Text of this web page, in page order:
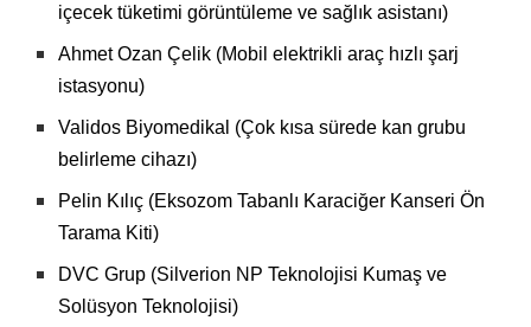
içecek tüketimi görüntüleme ve sağlık asistanı)
Ahmet Ozan Çelik (Mobil elektrikli araç hızlı şarj
istasyonu)
Validos Biyomedikal (Çok kısa sürede kan grubu
belirleme cihazı)
Pelin Kılıç (Eksozom Tabanlı Karaciğer Kanseri Ön
Tarama Kiti)
DVC Grup (Silverion NP Teknolojisi Kumaş ve
Solüsyon Teknolojisi)